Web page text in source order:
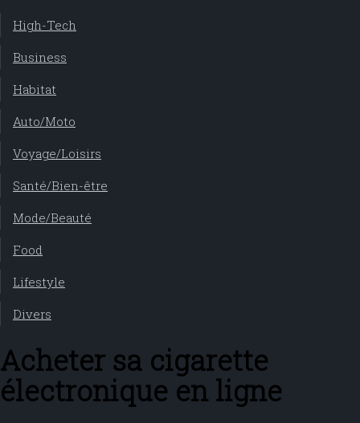
High-Tech
Business
Habitat
Auto/Moto
Voyage/Loisirs
Santé/Bien-être
Mode/Beauté
Food
Lifestyle
Divers
Acheter sa cigarette
électronique en ligne